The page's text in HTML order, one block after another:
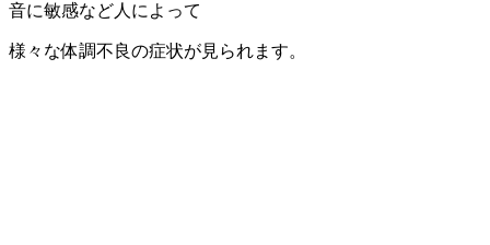
音に敏感など人によって
様々な体調不良の症状が見られます。